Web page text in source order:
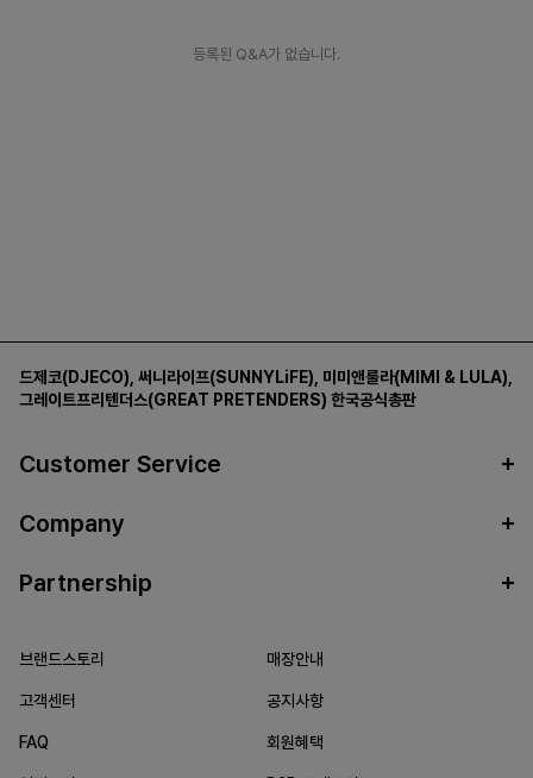
등록된 Q&A가 없습니다.
드제코(DJECO) 써니라이프(SUNNYLiFE) 미미앤룰라(MIMI & LULA)
그레이트프리텐더스(GREAT PRETENDERS) 한국공식총판
Customer Service
Company
Partnership
브랜드스토리 매장안내
고객센터 공지사항
FAQ 회원혜택